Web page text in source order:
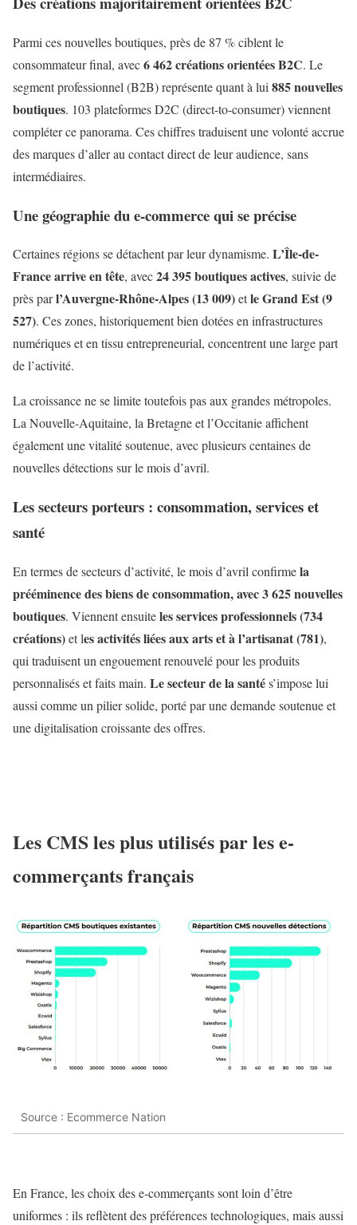
Parmi ces nouvelles boutiques, près de 87 % ciblent le
consommateur final, avec6 462 créations orientées B2C. Le
segment professionnel (B2B) représente quant à lui 885 nouvelles
boutiques. 103 plateformes D2C (direct-to-consumer) viennent
compléter ce panorama. Ces chiffres traduisent une volonté accrue
des marques d’aller au contact direct de leur audience, sans
intermédiaires.
Une géographie du e-commerce qui se précise
Certaines régions se détachent par leur dynamisme. L’Île-de-
France arrive en tête, avec24 395 boutiques actives, suivie de
près parl’Auvergne-Rhône-Alpes (13 009)etle Grand Est (9
527). Ces zones, historiquement bien dotées en infrastructures
numériques et en tissu entrepreneurial, concentrent une large part
de l’activité.
La croissance ne se limite toutefois pas aux grandes métropoles.
La Nouvelle-Aquitaine, la Bretagne et l’Occitanie affichent
également une vitalité soutenue, avec plusieurs centaines de
nouvelles détections sur le mois d’avril.
Les secteurs porteurs : consommation, services et
santé
En termes de secteurs d’activité, le mois d’avril confirmela
prééminence des biens de consommation, avec 3 625 nouvelles
boutiques. Viennent ensuiteles services professionnels (734
créations)et les activités liées aux arts et à l’artisanat (781),
qui traduisent un engouement renouvelé pour les produits
personnalisés et faits main. Le secteur de la santés’impose lui
aussi comme un pilier solide, porté par une demande soutenue et
une digitalisation croissante des offres.
Les CMS les plus utilisés par les e-
commerçants français
Source : Ecommerce Nation
En France, les choix des e-commerçants sont loin d’être
uniformes : ils reflètent des préférences technologiques, mais aussi